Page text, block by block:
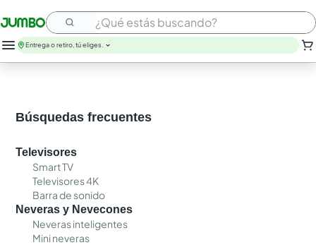
¿Qué estás buscando?
Entrega o retiro, tú eliges.
Búsquedas frecuentes
Televisores
Smart TV
Televisores 4K
Barra de sonido
Neveras y Nevecones
Neveras inteligentes
Mini neveras